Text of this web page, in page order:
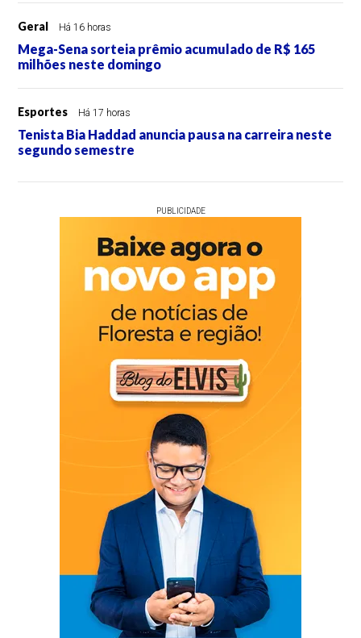
Geral Há 16 horas
Mega-Sena sorteia prêmio acumulado de R$ 165
milhões neste domingo
Esportes Há 17 horas
Tenista Bia Haddad anuncia pausa na carreira neste
segundo semestre
PUBLICIDADE